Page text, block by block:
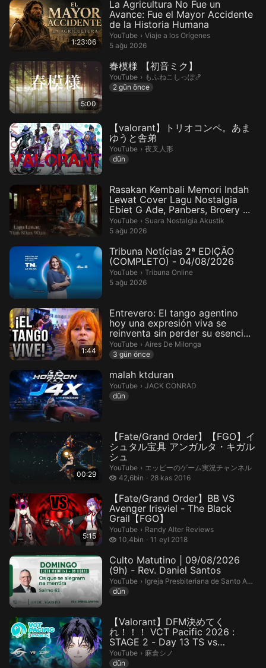
1:23:06
La Agricultura No Fue un
Avance: Fue el Mayor Accidente
de la Historia Humana
YouTube › Viaje a los Orígenes.
Viaje a los Orígenes
5 ağu 2026
5:00
春模様 【初音ミク】
YouTube › もふねこしっぽ🍤.
もふねこしっぽ🍤
2 gün önce
【valorant】トリオコンペ。あま
ゆうと舎弟
YouTube › 夜叉人形.
夜叉人形
dün
Rasakan Kembali Memori Indah
Lewat Cover Lagu Nostalgia
Ebiet G Ade, Panbers, Broery ...
YouTube › Suara Nostalgia Akustik.
Suara Nostalgia Akustik
5 ağu 2026
Tribuna Notícias 2ª EDIÇÃO
(COMPLETO) - 04/08/2026
YouTube › Tribuna Online.
Tribuna Online
5 ağu 2026
1:44
Entrevero: El tango agentino
hoy una expresión viva se
reinventa sin perder su esenci...
YouTube › Aires De Milonga.
Aires De Milonga
3 gün önce
malah ktduran
YouTube › JACK CONRAD.
JACK CONRAD
dün
00:29
【Fate/Grand Order】【FGO】イ
シュタル宝具 アンガルタ・キガル
シュ
YouTube › エッピーのゲーム実況チャンネル.
エッピーのゲーム実況チャンネル
42,6bin
42,6 bin izleme28 kas 2016
5:15
【Fate/Grand Order】BB VS
Avenger Irisviel - The Black
Grail【FGO】
YouTube › Randy Alter Reviews.
Randy Alter Reviews
10,4bin
10,4 bin izleme11 eyl 2018
Culto Matutino | 09/08/2026
(9h) - Rev. Daniel Santos
YouTube › Igreja Presbiteriana de Santo Amaro.
Igreja Presbiteriana de Santo Amaro
dün
【Valorant】DFM決めてく
れ！！！ VCT Pacific 2026 :
STAGE 2 - Day 13 TS vs
DFM【麻倉シノ / ネオポルテ】
YouTube › 麻倉シノ.
麻倉シノ
dün